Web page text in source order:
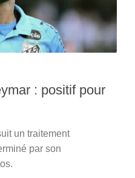
: positif pour
un traitement
par son